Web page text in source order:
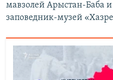
мавзолей Арыстан-Баба
заповедник-музей